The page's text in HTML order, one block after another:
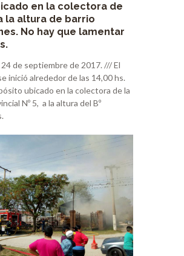
en la colectora de
la altura de barrio
No hay que lamentar
de septiembre de 2017. /// El
inició alrededor de las 14,00 hs.
ubicado en la colectora de la
Nº 5, a la altura del Bº